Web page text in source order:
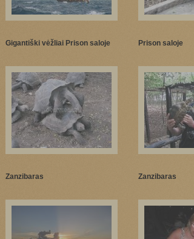
Gigantiški vėžliai Prison saloje Prison saloje
Zanzibaras Zanzibaras